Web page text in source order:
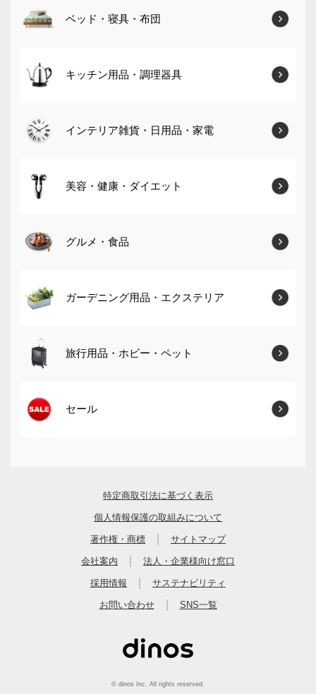
ベッド・寝具・布団
キッチン用品・調理器具
インテリア雑貨・日用品・家電
美容・健康・ダイエット
グルメ・食品
ガーデニング用品・エクステリア
旅行用品・ホビー・ペット
セール
特定商取引法に基づく表示
個人情報保護の取組みについて
著作権・商標 サイトマップ
会社案内 法人・企業様向け窓口
採用情報 サステナビリティ
お問い合わせ SNS一覧
© dinos Inc. All rights reserved.